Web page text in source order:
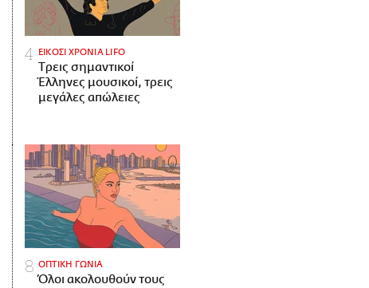
ΕΙΚΟΣΙ ΧΡΟΝΙΑ LIFO
Tρεις σημαντικοί
Έλληνες μουσικοί, τρεις
μεγάλες απώλειες
ΟΠΤΙΚΗ ΓΩΝΙΑ
Όλοι ακολουθούν τους